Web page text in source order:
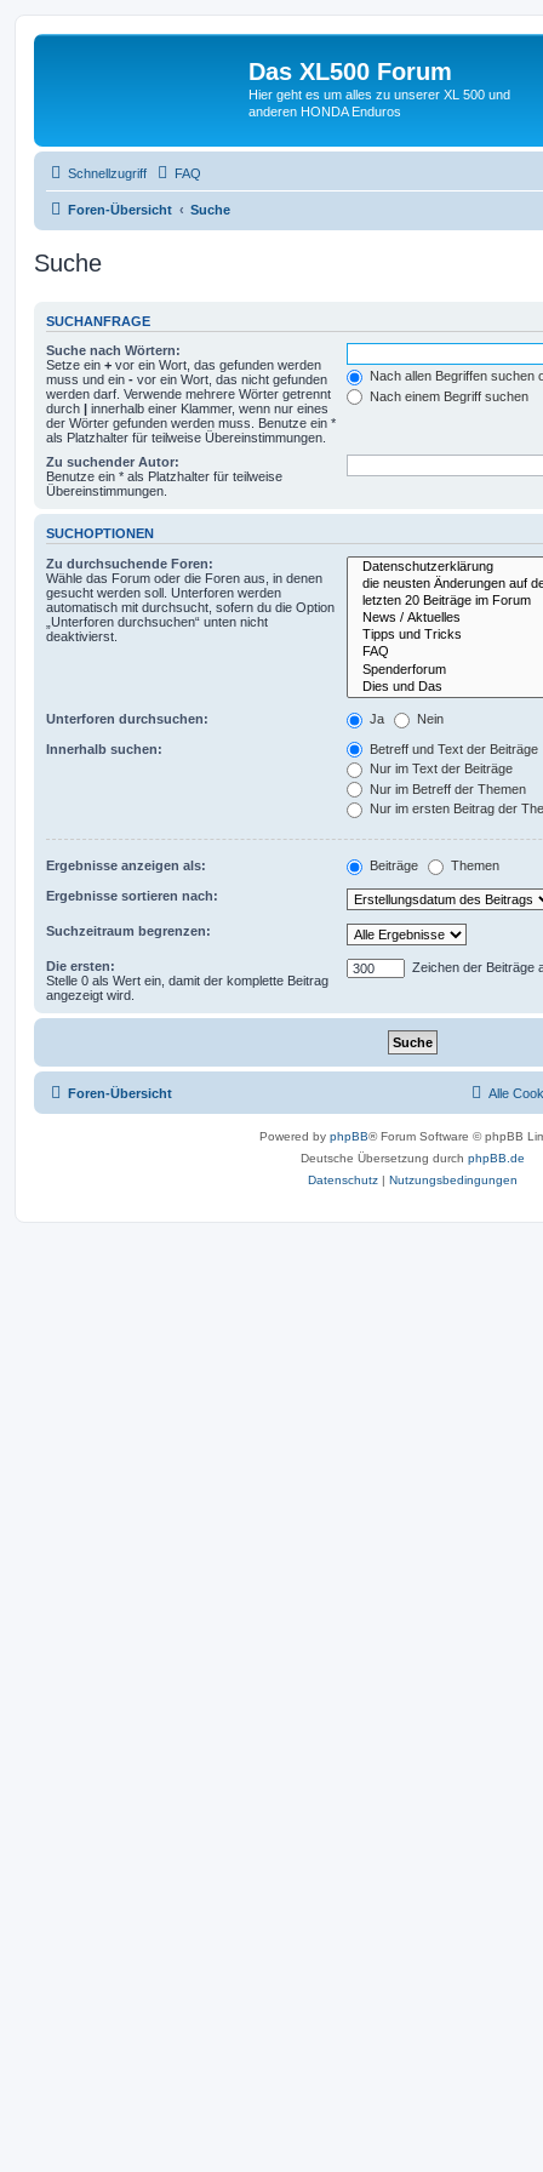
Das XL500 Forum
Hier geht es um alles zu unserer XL 500 und
anderen HONDA Enduros
Schnellzugriff FAQ
Foren-Übersicht Suche
Suche
SUCHANFRAGE
Suche nach Wörtern:
Setze ein + vor ein Wort, das gefunden werden
muss und ein - vor ein Wort, das nicht gefunden
werden darf. Verwende mehrere Wörter getrennt
durch | innerhalb einer Klammer, wenn nur eines
der Wörter gefunden werden muss. Benutze ein *
als Platzhalter für teilweise Übereinstimmungen.
Nach allen Begriffen suchen
Nach einem Begriff suchen
Zu suchender Autor:
Benutze ein * als Platzhalter für teilweise
Übereinstimmungen.
SUCHOPTIONEN
Zu durchsuchende Foren:
Wähle das Forum oder die Foren aus, in denen
gesucht werden soll. Unterforen werden
automatisch mit durchsucht, sofern du die Option
„Unterforen durchsuchen“ unten nicht
deaktivierst.
Unterforen durchsuchen: Ja Nein
Innerhalb suchen:
Betreff und Text der Beiträge
Nur im Text der Beiträge
Nur im Betreff der Themen
Nur im ersten Beitrag der
Ergebnisse anzeigen als: Beiträge Themen
Ergebnisse sortieren nach:
Suchzeitraum begrenzen:
Die ersten:
Stelle 0 als Wert ein, damit der komplette Beitrag
angezeigt wird.
Zeichen der Beiträge
Foren-Übersicht Alle
Powered by phpBB® Forum Software © phpBB
Deutsche Übersetzung durch phpBB.de
Datenschutz | Nutzungsbedingungen